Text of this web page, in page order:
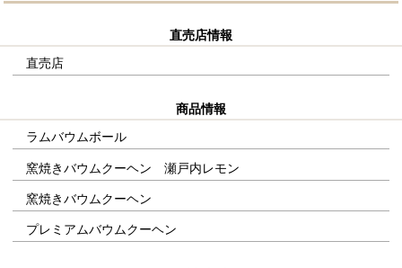
直売店情報
直売店
商品情報
ラムバウムボール
窯焼きバウムクーヘン 瀬戸内レモン
窯焼きバウムクーヘン
プレミアムバウムクーヘン